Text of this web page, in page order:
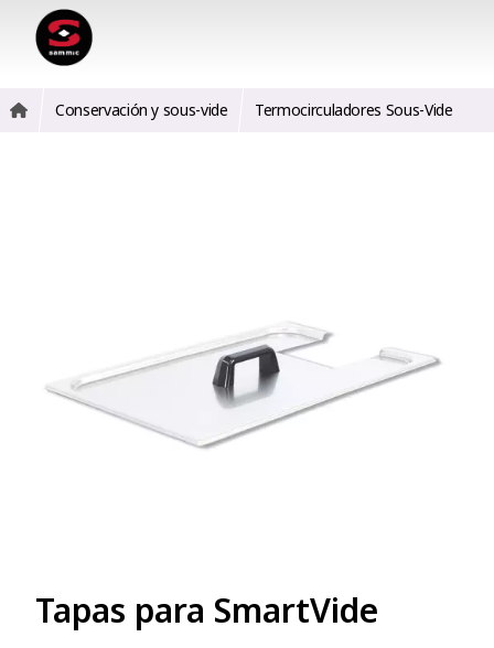
Conservación y sous-vide Termocirculadores Sous-Vide
Tapas para SmartVide